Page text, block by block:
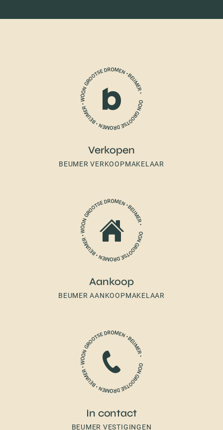
Verkopen
BEUMER VERKOOPMAKELAAR
Aankoop
BEUMER AANKOOPMAKELAAR
In contact
BEUMER VESTIGINGEN